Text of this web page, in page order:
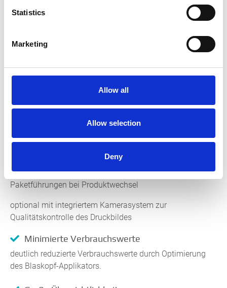
Statistics
Marketing
Allow all
Allow selection
Deny
automatische Anpassung der
Bandgeschwindigkeit, der Etikettierhöhe
automatisches Anpassen des Blas-
Applikators an die Etikettengröße bei
Etikettenwechsel
optional mit automatischer Anpassung der
Paketführungen bei Produktwechsel
optional mit integriertem Kamerasystem zur
Qualitätskontrolle des Druckbildes
Minimierte Verbrauchswerte
deutlich reduzierte Verbrauchswerte durch Optimierung
des Blaskopf-Applikators.